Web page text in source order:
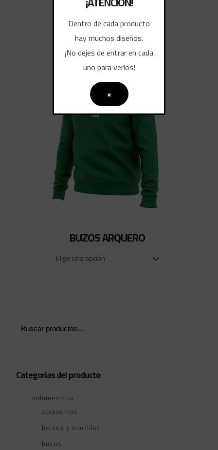
BUZOS ARQUERO
Categorías del producto
Indumentaria
accesorios
bolsos y mochilas
buzos
Dentro de cada producto
hay muchos diseños.
¡No dejes de entrar en cada
uno para verlos!
×